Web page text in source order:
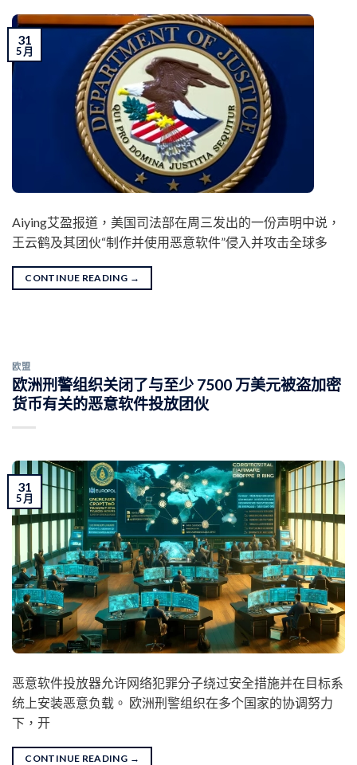
31
5 月
Aiying艾盈报道，美国司法部在周三发出的一份声明中说，
王云鹤及其团伙“制作并使用恶意软件”侵入并攻击全球多
CONTINUE READING →
欧盟
欧洲刑警组织关闭了与至少 7500 万美元被盗加密
货币有关的恶意软件投放团伙
31
5 月
恶意软件投放器允许网络犯罪分子绕过安全措施并在目标系
统上安装恶意负载。 欧洲刑警组织在多个国家的协调努力
下，开
CONTINUE READING →